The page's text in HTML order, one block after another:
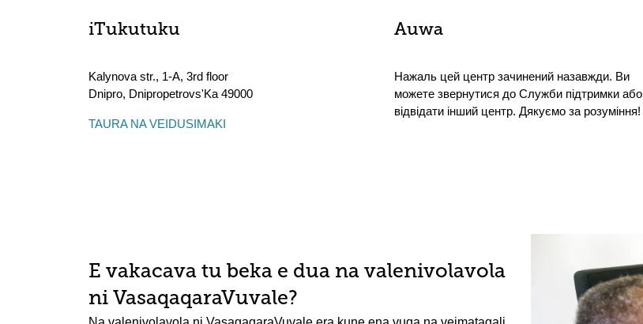
iTukutuku
Kalynova str., 1-A, 3rd floor
Dnipro, Dnipropetrovs'Ka 49000
TAURA NA VEIDUSIMAKI
Auwa
Нажаль цей центр зачинений назавжди. Ви
можете звернутися до Служби підтримки або
відвідати інший центр. Дякуємо за розуміння!
E vakacava tu beka e dua na valenivolavola
ni VasaqaqaraVuvale?